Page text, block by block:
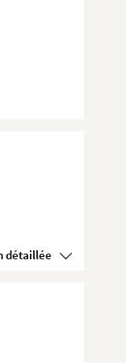
Voir la présentation détaillée